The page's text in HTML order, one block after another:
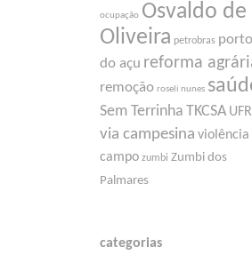
ocupação Osvaldo de
Oliveira petrobras porto
do açu reforma
remoção roseli nunes
Sem Terrinha TKCSA
via campesina violência
campo zumbi Zumbi dos
Palmares
categorias